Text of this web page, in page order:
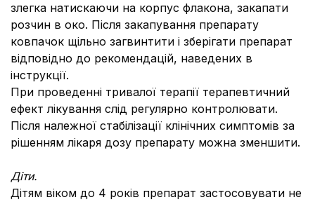
злегка натискаючи на корпус флакона, закапати
розчин в око. Після закапування препарату
ковпачок щільно загвинтити і зберігати препарат
відповідно до рекомендацій, наведених в
інструкції.
При проведенні тривалої терапії терапевтичний
ефект лікування слід регулярно контролювати.
Після належної стабілізації клінічних симптомів за
рішенням лікаря дозу препарату можна зменшити.
Діти.
Дітям віком до 4 років препарат застосовувати не